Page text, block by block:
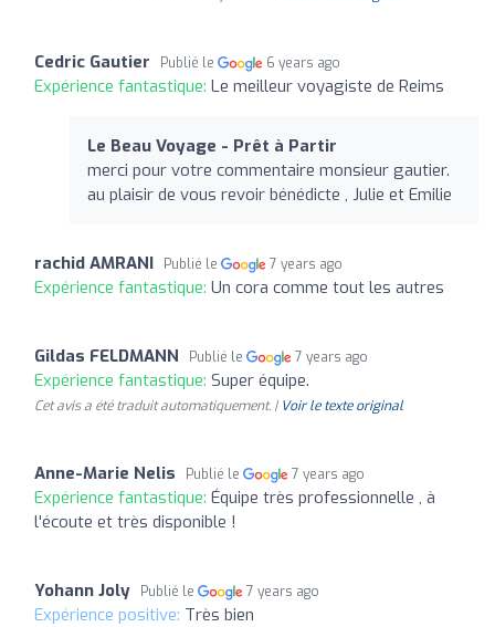
Cedric Gautier Publié le 6 years ago
Expérience fantastique: Le meilleur voyagiste de Reims
Le Beau Voyage - Prêt à Partir
merci pour votre commentaire monsieur gautier.
au plaisir de vous revoir bénédicte , Julie et Emilie
rachid AMRANI Publié le 7 years ago
Expérience fantastique: Un cora comme tout les autres
Gildas FELDMANN Publié le 7 years ago
Expérience fantastique: Super équipe.
Cet avis a été traduit automatiquement. | Voir le texte original
Anne-Marie Nelis Publié le 7 years ago
Expérience fantastique: Équipe très professionnelle , à
l'écoute et très disponible !
Yohann Joly Publié le 7 years ago
Expérience positive: Très bien